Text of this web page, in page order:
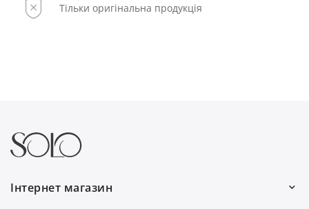
Тільки оригінальна продукція
Інтернет магазин